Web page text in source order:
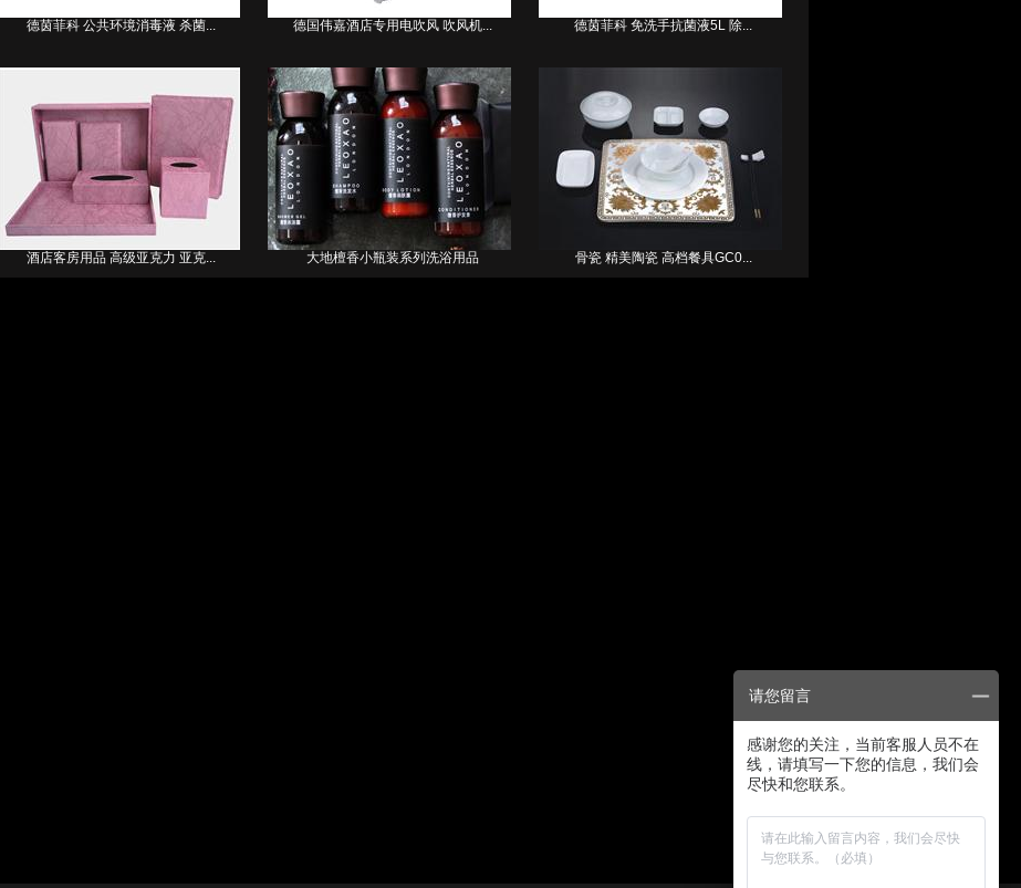
德茵菲科 公共环境消毒液 杀菌... 德国伟嘉酒店专用电吹风 吹风机... 德茵菲科 免洗手抗菌液5L 除...
酒店客房用品 高级亚克力 亚克... 大地檀香小瓶装系列洗浴用品 骨瓷 精美陶瓷 高档餐具GC0...
请您留言
感谢您的关注，当前客服人员不在
线，请填写一下您的信息，我们会
尽快和您联系。